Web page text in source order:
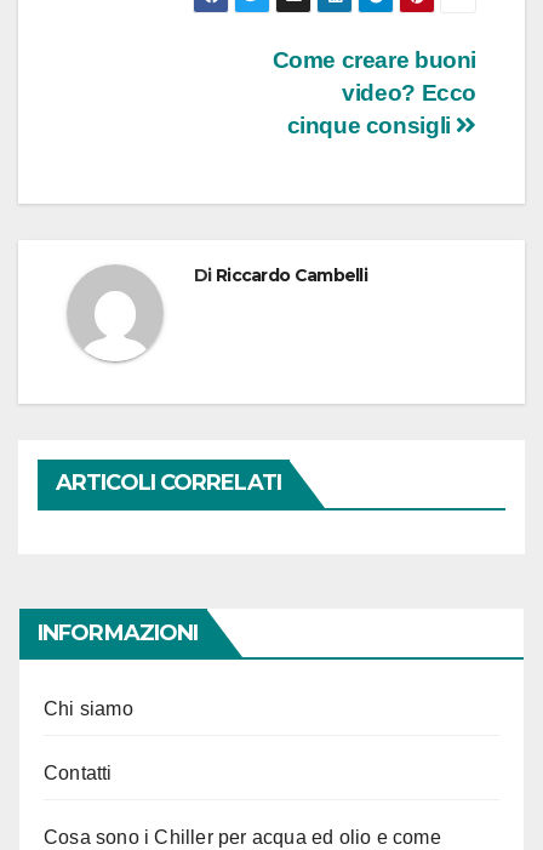
NavigazioneCome creare buoni
video? Ecco
cinque consigli
Di Riccardo Cambelli
ARTICOLI CORRELATI
INFORMAZIONI
Chi siamo
Contatti
Cosa sono i Chiller per acqua ed olio e come